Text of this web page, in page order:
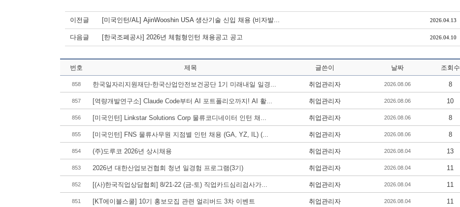
이전글 [미국인턴/AL] AjinWooshin USA 생산기술 신입 채용 (비자발... 2026.04.13
다음글 [한국조폐공사] 2026년 체험형인턴 채용공고 공고 2026.04.10
번호 제목 글쓴이 날짜 조회수
858 한국일자리지원재단-한국산업안전보건공단 1기 미래내일 일경... 취업관리자 2026.08.06 8
857 [역량개발연구소] Claude Code부터 AI 포트폴리오까지! AI 활... 취업관리자 2026.08.06 10
856 [미국인턴] Linkstar Solutions Corp 물류코디네이터 인턴 채... 취업관리자 2026.08.06 8
855 [미국인턴] FNS 물류사무원 지점별 인턴 채용 (GA, YZ, IL) (... 취업관리자 2026.08.06 8
854 (주)도루코 2026년 상시채용 취업관리자 2026.08.04 13
853 2026년 대한산업보건협회 청년 일경험 프로그램(3기) 취업관리자 2026.08.04 11
852 [(사)한국직업상담협회] 8/21-22 (금-토) 직업카드심리검사가... 취업관리자 2026.08.04 11
851 [KT에이블스쿨] 10기 홍보모집 관련 얼리버드 3차 이벤트 취업관리자 2026.08.04 11